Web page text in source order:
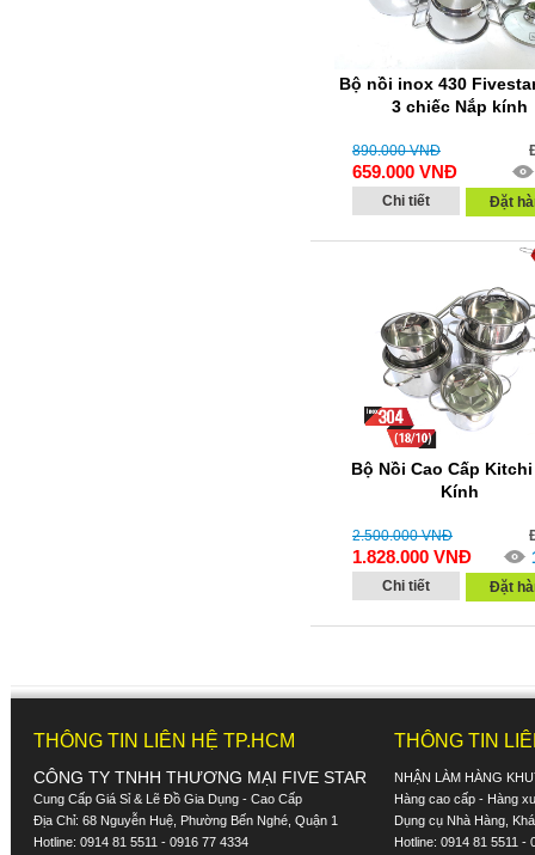
Bộ nồi inox 430
3 chiếc Nắp kính
890.000VNĐ
659.000 VNĐ
Chi tiết Đặt
Bộ Nồi Cao Cấp Kitchi
Kính
2.500.000VNĐ
1.828.000 VNĐ
Chi tiết Đặt
THÔNG TIN LIÊN HỆ TP.HCM
CÔNG TY TNHH THƯƠNG MẠI FIVE STAR
Cung Cấp Giá Sỉ & Lẽ Đồ Gia Dụng - Cao Cấp
Địa Chỉ: 68 Nguyễn Huệ, Phường Bến Nghé, Quận 1
Hotline: 0914 81 5511 - 0916 77 4334
THÔNG TIN
NHẬN LÀM HÀNG
Hàng cao cấp - Hàng
Dụng cụ Nhà Hàng,
Hotline: 0914 81 5511 -